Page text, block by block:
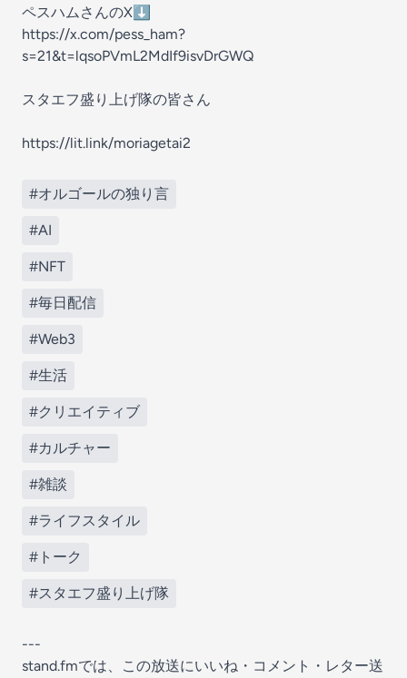
ペスハムさんのX⬇️
https://x.com/pess_ham?
s=21&t=lqsoPVmL2MdIf9isvDrGWQ
スタエフ盛り上げ隊の皆さん
https://lit.link/moriagetai2
#オルゴールの独り言
#AI
#NFT
#毎日配信
#Web3
#生活
#クリエイティブ
#カルチャー
#雑談
#ライフスタイル
#トーク
#スタエフ盛り上げ隊
---
stand.fmでは、この放送にいいね・コメント・レター送